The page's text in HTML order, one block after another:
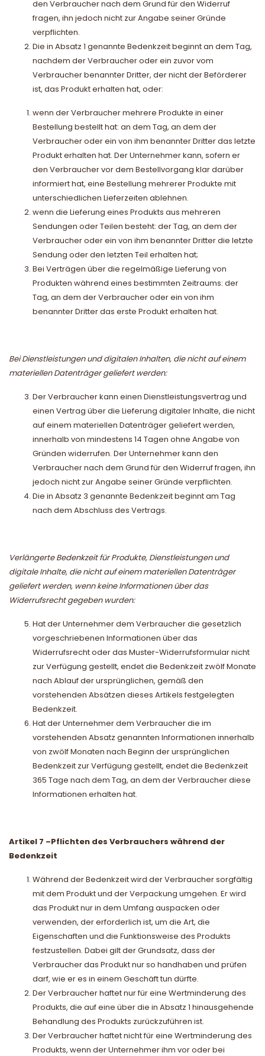
den Verbraucher nach dem Grund für den Widerruf
fragen, ihn jedoch nicht zur Angabe seiner Gründe
verpflichten.
Die in Absatz 1 genannte Bedenkzeit beginnt an dem Tag,
nachdem der Verbraucher oder ein zuvor vom
Verbraucher benannter Dritter, der nicht der Beförderer
ist, das Produkt erhalten hat, oder:
wenn der Verbraucher mehrere Produkte in einer
Bestellung bestellt hat: an dem Tag, an dem der
Verbraucher oder ein von ihm benannter Dritter das letzte
Produkt erhalten hat. Der Unternehmer kann, sofern er
den Verbraucher vor dem Bestellvorgang klar darüber
informiert hat, eine Bestellung mehrerer Produkte mit
unterschiedlichen Lieferzeiten ablehnen.
wenn die Lieferung eines Produkts aus mehreren
Sendungen oder Teilen besteht: der Tag, an dem der
Verbraucher oder ein von ihm benannter Dritter die letzte
Sendung oder den letzten Teil erhalten hat;
Bei Verträgen über die regelmäßige Lieferung von
Produkten während eines bestimmten Zeitraums: der
Tag, an dem der Verbraucher oder ein von ihm
benannter Dritter das erste Produkt erhalten hat.
Bei Dienstleistungen und digitalen Inhalten, die nicht auf einem
materiellen Datenträger geliefert werden:
Der Verbraucher kann einen Dienstleistungsvertrag und
einen Vertrag über die Lieferung digitaler Inhalte, die nicht
auf einem materiellen Datenträger geliefert werden,
innerhalb von mindestens 14 Tagen ohne Angabe von
Gründen widerrufen. Der Unternehmer kann den
Verbraucher nach dem Grund für den Widerruf fragen, ihn
jedoch nicht zur Angabe seiner Gründe verpflichten.
Die in Absatz 3 genannte Bedenkzeit beginnt am Tag
nach dem Abschluss des Vertrags.
Verlängerte Bedenkzeit für Produkte, Dienstleistungen und
digitale Inhalte, die nicht auf einem materiellen Datenträger
geliefert werden, wenn keine Informationen über das
Widerrufsrecht gegeben wurden:
Hat der Unternehmer dem Verbraucher die gesetzlich
vorgeschriebenen Informationen über das
Widerrufsrecht oder das Muster-Widerrufsformular nicht
zur Verfügung gestellt, endet die Bedenkzeit zwölf Monate
nach Ablauf der ursprünglichen, gemäß den
vorstehenden Absätzen dieses Artikels festgelegten
Bedenkzeit.
Hat der Unternehmer dem Verbraucher die im
vorstehenden Absatz genannten Informationen innerhalb
von zwölf Monaten nach Beginn der ursprünglichen
Bedenkzeit zur Verfügung gestellt, endet die Bedenkzeit
365 Tage nach dem Tag, an dem der Verbraucher diese
Informationen erhalten hat.
Artikel 7 –Pflichten des Verbrauchers während der
Bedenkzeit
Während der Bedenkzeit wird der Verbraucher sorgfältig
mit dem Produkt und der Verpackung umgehen. Er wird
das Produkt nur in dem Umfang auspacken oder
verwenden, der erforderlich ist, um die Art, die
Eigenschaften und die Funktionsweise des Produkts
festzustellen. Dabei gilt der Grundsatz, dass der
Verbraucher das Produkt nur so handhaben und prüfen
darf, wie er es in einem Geschäft tun dürfte.
Der Verbraucher haftet nur für eine Wertminderung des
Produkts, die auf eine über die in Absatz 1 hinausgehende
Behandlung des Produkts zurückzuführen ist.
Der Verbraucher haftet nicht für eine Wertminderung des
Produkts, wenn der Unternehmer ihm vor oder bei